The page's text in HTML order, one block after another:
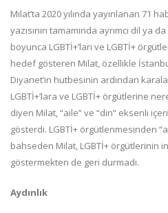
Milat’ta 2020 yılında yayınlanan 71
yazısının tamamında ayrımcı dil ya
boyunca LGBTİ+’ları ve LGBTİ+
hedef gösteren Milat, özellikle
Diyanet’in hutbesinin ardından
LGBTİ+’lara ve LGBTİ+ örgütlerine
diyen Milat, “aile” ve “din” eksenli
gösterdi. LGBTİ+ örgütlenmesinden
bahseden Milat, LGBTİ+ örgütlerinin
göstermekten de geri durmadı.
Aydınlık